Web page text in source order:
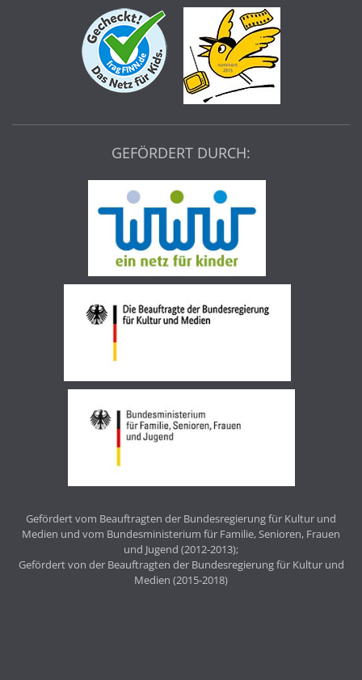
GEFÖRDERT DURCH:
Gefördert vom Beauftragten der Bundesregierung für Kultur und
Medien und vom Bundesministerium für Familie, Senioren, Frauen
und Jugend (2012-2013);
Gefördert von der Beauftragten der Bundesregierung für Kultur und
Medien (2015-2018)